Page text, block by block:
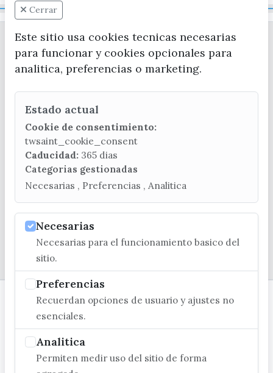
CONTACTA CON LA OFICINA DE TURISMO
(+34) 952 541 104
turismo@velezmalaga.es
C/ Poniente, 2. CP 29740 - Torre del Mar
Cerrar
Este sitio usa cookies tecnicas necesarias
para funcionar y cookies opcionales para
analitica, preferencias o marketing.
Estado actual
Cookie de consentimiento:
twsaint_cookie_consent
Caducidad: 365 dias
Categorias gestionadas
Necesarias , Preferencias , Analitica
Necesarias
Necesarias para el funcionamiento basico del
sitio.
Preferencias
Recuerdan opciones de usuario y ajustes no
esenciales.
Analitica
Permiten medir uso del sitio de forma